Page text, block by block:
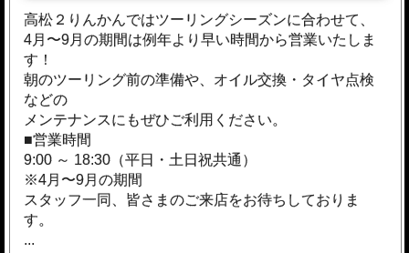
高松２りんかんではツーリングシーズンに合わせて、
4月〜9月の期間は例年より早い時間から営業いたしま
す！
朝のツーリング前の準備や、オイル交換・タイヤ点検
などの
メンテナンスにもぜひご利用ください。
■営業時間
9:00 ～ 18:30（平日・土日祝共通）
※4月〜9月の期間
スタッフ一同、皆さまのご来店をお待ちしておりま
す。
...